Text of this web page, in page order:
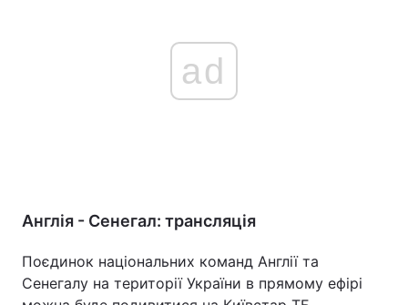
ad
Англія - Сенегал: трансляція
Поєдинок національних команд Англії та
Сенегалу на території України в прямому ефірі